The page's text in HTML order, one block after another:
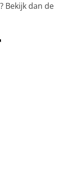
Bekijk dan de